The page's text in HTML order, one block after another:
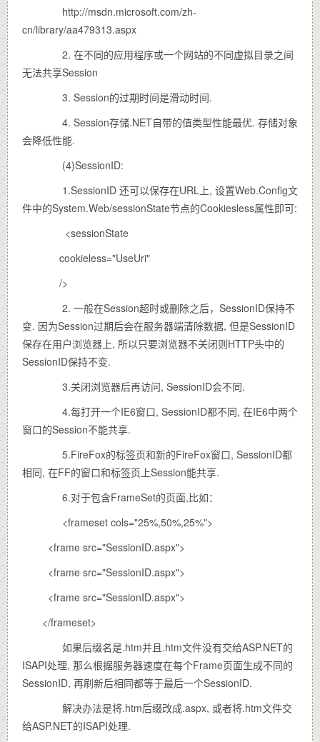
http://msdn.microsoft.com/zh-
cn/library/aa479313.aspx
2. 在不同的应用程序或一个网站的不同虚拟目录之间
无法共享Session
3. Session的过期时间是滑动时间.
4. Session存储.NET自带的值类型性能最优. 存储对象
会降低性能.
(4)SessionID:
1.SessionID 还可以保存在URL上, 设置Web.Config文
件中的System.Web/sessionState节点的Cookiesless属性即可:
<sessionState
cookieless="UseUri"
/>
2. 一般在Session超时或删除之后，SessionID保持不
变. 因为Session过期后会在服务器端清除数据, 但是SessionID
保存在用户浏览器上, 所以只要浏览器不关闭则HTTP头中的
SessionID保持不变.
3.关闭浏览器后再访问, SessionID会不同.
4.每打开一个IE6窗口, SessionID都不同, 在IE6中两个
窗口的Session不能共享.
5.FireFox的标签页和新的FireFox窗口, SessionID都
相同, 在FF的窗口和标签页上Session能共享.
6.对于包含FrameSet的页面,比如：
<frameset cols="25%,50%,25%">
<frame src="SessionID.aspx">
<frame src="SessionID.aspx">
<frame src="SessionID.aspx">
</frameset>
如果后缀名是.htm并且.htm文件没有交给ASP.NET的
ISAPI处理, 那么根据服务器速度在每个Frame页面生成不同的
SessionID, 再刷新后相同都等于最后一个SessionID.
解决办法是将.htm后缀改成.aspx, 或者将.htm文件交
给ASP.NET的ISAPI处理.